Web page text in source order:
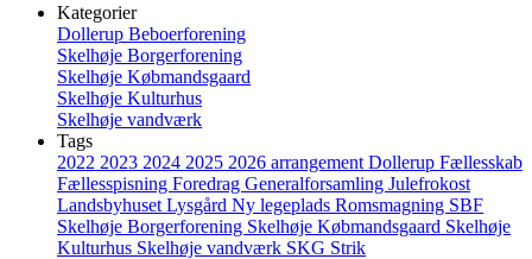
Kategorier
Dollerup Beboerforening
Skelhøje Borgerforening
Skelhøje Købmandsgaard
Skelhøje Kulturhus
Skelhøje vandværk
Tags
2022 2023 2024 2025 2026 arrangement Dollerup Fællesskab
Fællesspisning Foredrag Generalforsamling Julefrokost
Landsbyhuset Lysgård Ny legeplads Romsmagning SBF
Skelhøje Borgerforening Skelhøje Købmandsgaard Skelhøje
Kulturhus Skelhøje vandværk SKG Strik